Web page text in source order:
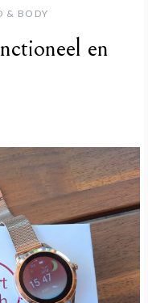
& BODY
en